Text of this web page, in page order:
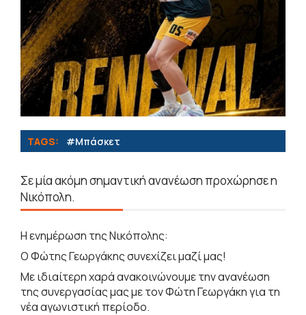
TAGS: #Μπάσκετ
Σε μία ακόμη σημαντική ανανέωση προχώρησε η
Νικόπολη.
Η ενημέρωση της Νικόπολης:
Ο Φώτης Γεωργάκης συνεχίζει μαζί μας!
Με ιδιαίτερη χαρά ανακοινώνουμε την ανανέωση
της συνεργασίας μας με τον Φώτη Γεωργάκη για τη
νέα αγωνιστική περίοδο.